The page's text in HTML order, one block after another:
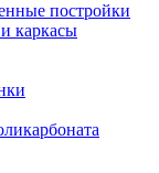
постройки
каркасы